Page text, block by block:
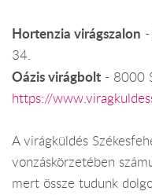
Hortenzia virágszalon
34.
Oázis virágbolt - 8000
https://
A virágküldés
vonzáskörzetében
mert össze tudunk